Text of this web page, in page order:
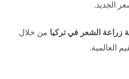
الجديد.
زراعة الشعر في تركيا من خلال
العالمية.